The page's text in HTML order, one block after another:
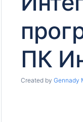
ПК
Created by Gennady